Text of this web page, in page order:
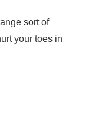
sort of
your toes in